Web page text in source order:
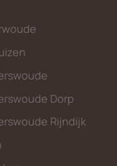
Dorp
Rijndijk